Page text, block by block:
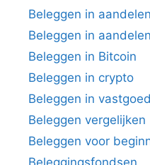
Beleggen in aandelen
Beleggen in
Beleggen in Bitcoin
Beleggen in crypto
Beleggen in vastgoed
Beleggen vergelijken
Beleggen voor
Beleggingsfondsen